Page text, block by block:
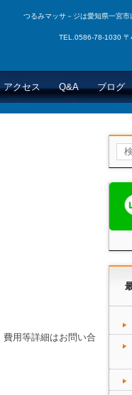
つるみマッサ－ジは愛知県一宮
TEL.0586-78-1030 〒
アクセス Q&A ブログ
用等詳細はお問い合